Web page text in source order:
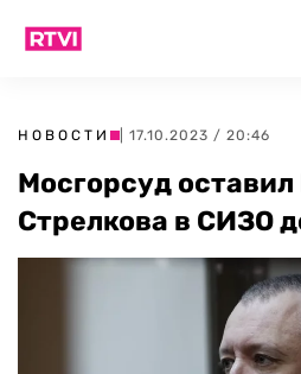
НОВОСТИ | 17.10.2023 / 20:46
Мосгорсуд оставил
Стрелкова в СИЗО